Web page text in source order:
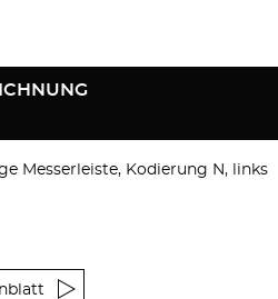
Messerleiste, Kodierung N, links